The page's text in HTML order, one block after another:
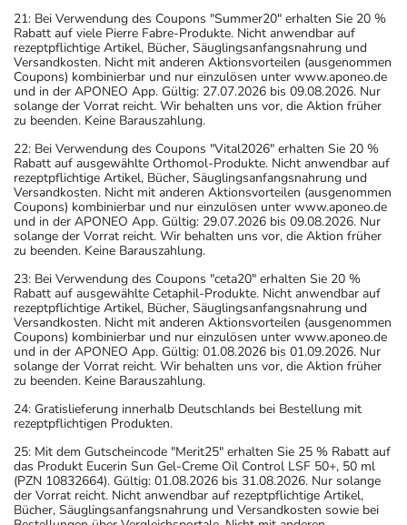
21: Bei Verwendung des Coupons "Summer20" erhalten Sie 20 %
Rabatt auf viele Pierre Fabre-Produkte. Nicht anwendbar auf
rezeptpflichtige Artikel, Bücher, Säuglingsanfangsnahrung und
Versandkosten. Nicht mit anderen Aktionsvorteilen (ausgenommen
Coupons) kombinierbar und nur einzulösen unter www.aponeo.de
und in der APONEO App. Gültig: 27.07.2026 bis 09.08.2026. Nur
solange der Vorrat reicht. Wir behalten uns vor, die Aktion früher
zu beenden. Keine Barauszahlung.
22: Bei Verwendung des Coupons "Vital2026" erhalten Sie 20 %
Rabatt auf ausgewählte Orthomol-Produkte. Nicht anwendbar auf
rezeptpflichtige Artikel, Bücher, Säuglingsanfangsnahrung und
Versandkosten. Nicht mit anderen Aktionsvorteilen (ausgenommen
Coupons) kombinierbar und nur einzulösen unter www.aponeo.de
und in der APONEO App. Gültig: 29.07.2026 bis 09.08.2026. Nur
solange der Vorrat reicht. Wir behalten uns vor, die Aktion früher
zu beenden. Keine Barauszahlung.
23: Bei Verwendung des Coupons "ceta20" erhalten Sie 20 %
Rabatt auf ausgewählte Cetaphil-Produkte. Nicht anwendbar auf
rezeptpflichtige Artikel, Bücher, Säuglingsanfangsnahrung und
Versandkosten. Nicht mit anderen Aktionsvorteilen (ausgenommen
Coupons) kombinierbar und nur einzulösen unter www.aponeo.de
und in der APONEO App. Gültig: 01.08.2026 bis 01.09.2026. Nur
solange der Vorrat reicht. Wir behalten uns vor, die Aktion früher
zu beenden. Keine Barauszahlung.
24: Gratislieferung innerhalb Deutschlands bei Bestellung mit
rezeptpflichtigen Produkten.
25: Mit dem Gutscheincode "Merit25" erhalten Sie 25 % Rabatt auf
das Produkt Eucerin Sun Gel-Creme Oil Control LSF 50+, 50 ml
(PZN 10832664). Gültig: 01.08.2026 bis 31.08.2026. Nur solange
der Vorrat reicht. Nicht anwendbar auf rezeptpflichtige Artikel,
Bücher, Säuglingsanfangsnahrung und Versandkosten sowie bei